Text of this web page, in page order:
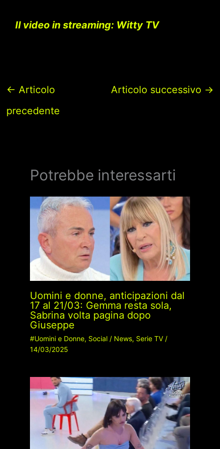
Il video in streaming: Witty TV
← Articolo
precedente
Articolo successivo →
Potrebbe interessarti
Uomini e donne, anticipazioni dal
17 al 21/03: Gemma resta sola,
Sabrina volta pagina dopo
Giuseppe
#Uomini e Donne, Social/ News, Serie TV/
14/03/2025